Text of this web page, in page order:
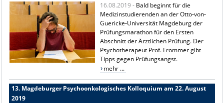
ÜBER UNS
INTERNATIONAL
INTRANET
16.08.2019 - Bald beginnt für die
Medizinstudierenden an der Otto-von-
Guericke-Universität Magdeburg der
Prüfungsmarathon für den Ersten
Abschnitt der Ärztlichen Prüfung. Der
Psychotherapeut Prof. Frommer gibt
Tipps gegen Prüfungsangst.
mehr ...
13. Magdeburger Psychoonkologisches Kolloquium am 22. August
2019